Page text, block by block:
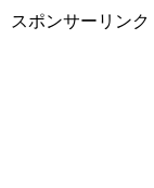
スポンサーリンク